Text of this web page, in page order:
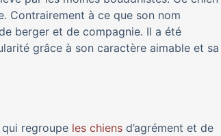
Contrairement à ce que son nom
berger et de compagnie. Il a été
grâce à son caractère aimable et sa
regroupe les chiens d’agrément et de